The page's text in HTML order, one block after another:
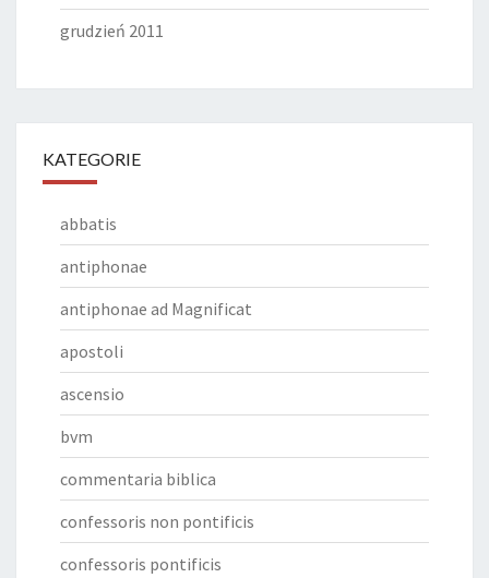
grudzień 2011
KATEGORIE
abbatis
antiphonae
antiphonae ad Magnificat
apostoli
ascensio
bvm
commentaria biblica
confessoris non pontificis
confessoris pontificis